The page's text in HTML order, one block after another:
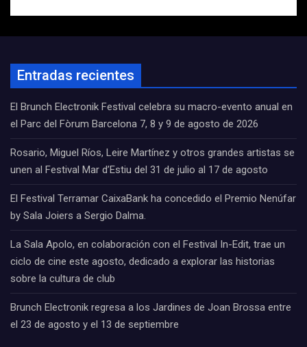
Entradas recientes
El Brunch Electronik Festival celebra su macro-evento anual en
el Parc del Fòrum Barcelona 7, 8 y 9 de agosto de 2026
Rosario, Miguel Ríos, Leire Martínez y otros grandes artistas se
unen al Festival Mar d’Estiu del 31 de julio al 17 de agosto
El Festival Terramar CaixaBank ha concedido el Premio Nenúfar
by Sala Joiers a Sergio Dalma.
La Sala Apolo, en colaboración con el Festival In-Edit, trae un
ciclo de cine este agosto, dedicado a explorar las historias
sobre la cultura de club
Brunch Electronik regresa a los Jardines de Joan Brossa entre
el 23 de agosto y el 13 de septiembre